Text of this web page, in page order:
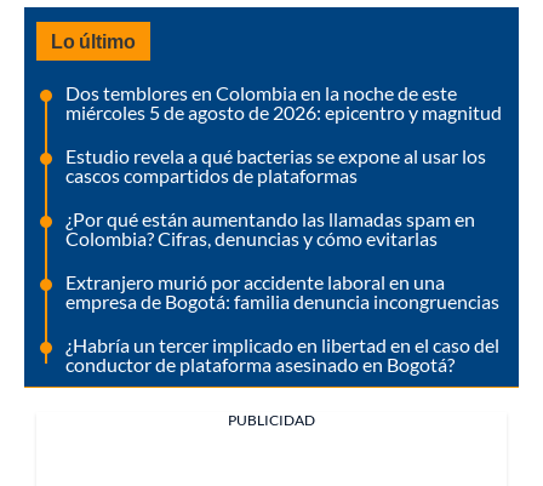
Lo último
Dos temblores en Colombia en la noche de este
miércoles 5 de agosto de 2026: epicentro y magnitud
Estudio revela a qué bacterias se expone al usar los
cascos compartidos de plataformas
¿Por qué están aumentando las llamadas spam en
Colombia? Cifras, denuncias y cómo evitarlas
Extranjero murió por accidente laboral en una
empresa de Bogotá: familia denuncia incongruencias
¿Habría un tercer implicado en libertad en el caso del
conductor de plataforma asesinado en Bogotá?
PUBLICIDAD